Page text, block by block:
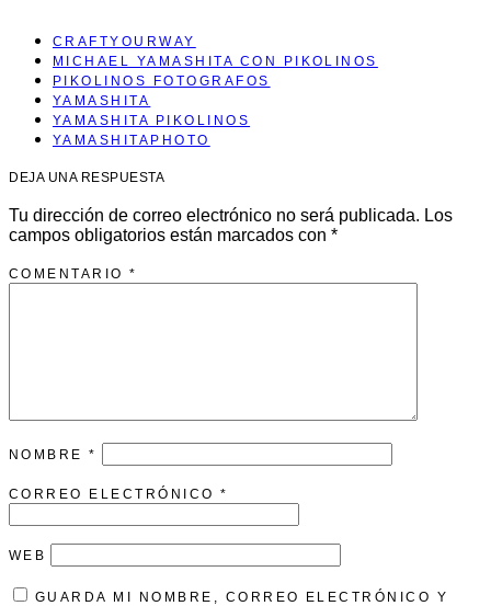
CRAFTYOURWAY
MICHAEL YAMASHITA CON PIKOLINOS
PIKOLINOS FOTOGRAFOS
YAMASHITA
YAMASHITA PIKOLINOS
YAMASHITAPHOTO
DEJA UNA RESPUESTA
Tu dirección de correo electrónico no será publicada. Los
campos obligatorios están marcados con *
COMENTARIO*
NOMBRE*
CORREO ELECTRÓNICO*
WEB
GUARDA MI NOMBRE, CORREO ELECTRÓNICO Y